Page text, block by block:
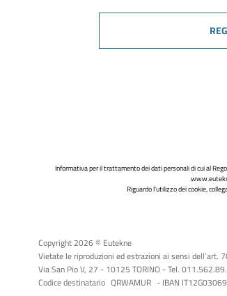
Informativa per il trattamento dei dati personali di cui al
Riguardo l'utilizzo dei cookie,
Copyright 2026 © Eutekne
Vietate le riproduzioni ed estrazioni ai sensi dell’art.
Via San Pio V, 27 - 10125 TORINO - Tel.
Codice destinatario QRWAMUR - IBAN